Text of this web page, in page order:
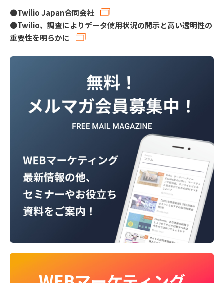
●Twilio Japan合同会社
●Twilio、調査によりデータ使用状況の開示と高い透明性の
重要性を明らかに